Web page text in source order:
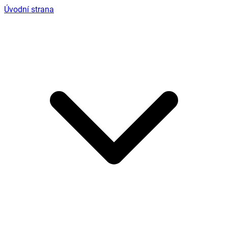
Úvodní strana